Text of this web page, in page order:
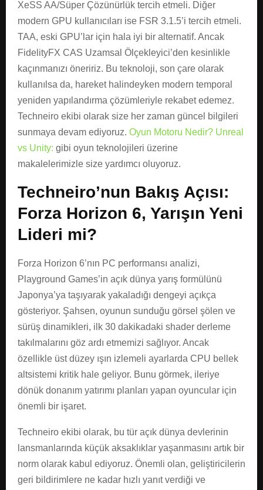
XeSS AA/Süper Çözünürlük tercih etmeli. Diğer
modern GPU kullanıcıları ise FSR 3.1.5’i tercih etmeli.
TAA, eski GPU’lar için hala iyi bir alternatif. Ancak
FidelityFX CAS Uzamsal Ölçekleyici’den kesinlikle
kaçınmanızı öneririz. Bu teknoloji, son çare olarak
kullanılsa da, hareket halindeyken modern temporal
yeniden yapılandırma çözümleriyle rekabet edemez.
Techneiro ekibi olarak size her zaman güncel bilgileri
sunmaya devam ediyoruz. Oyun Motoru Nedir? Unreal
vs Unity: gibi oyun teknolojileri üzerine
makalelerimizle size yardımcı oluyoruz.
Techneiro’nun Bakış Açısı:
Forza Horizon 6, Yarışın Yeni
Lideri mi?
Forza Horizon 6’nın PC performansı analizi,
Playground Games’in açık dünya yarış formülünü
Japonya’ya taşıyarak yakaladığı dengeyi açıkça
gösteriyor. Şahsen, oyunun sunduğu görsel şölen ve
sürüş dinamikleri, ilk 30 dakikadaki shader derleme
takılmalarını göz ardı etmemizi sağlıyor. Ancak
özellikle üst düzey ışın izlemeli ayarlarda CPU bellek
altsistemi kritik hale geliyor. Bunu görmek, ileriye
dönük donanım yatırımı planları yapan oyuncular için
önemli bir işaret.
Techneiro ekibi olarak, bu tür açık dünya devlerinin
lansmanlarında küçük aksaklıklar yaşanmasını artık bir
norm olarak kabul ediyoruz. Önemli olan, geliştiricilerin
geri bildirimlere ne kadar hızlı yanıt verdiği ve